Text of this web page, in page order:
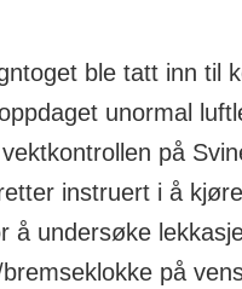
ble tatt inn til
unormal
på
instruert i å
å undersøke
på